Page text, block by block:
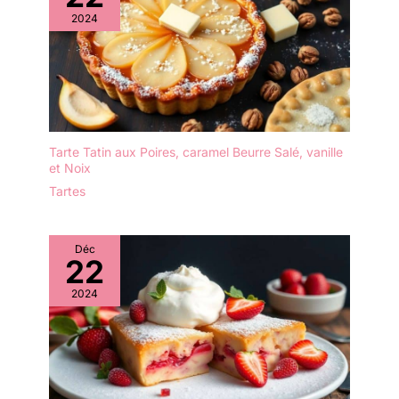
les aliments à l'intérieur
et qui empêche
efficacement la poussière
ou les insectes de
tomber sur les aliments. Il
est idéal pour le thé de
l'après-midi, les fêtes
repas de famille.
multifonctionnel est
BPA, sain et écologique,
vous pouvez donc
l'utiliser sans hésitation.
Le présentoir à gâteaux
est transparent et
élégant, léger et facile à
transporter, et sûr à
2024
Tarte Tatin aux Poires, caramel Beurre Salé, vanille
et Noix
Tartes
Déc
22
2024